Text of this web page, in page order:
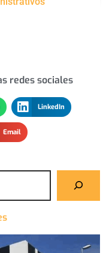
redes sociales
LinkedIn
Email